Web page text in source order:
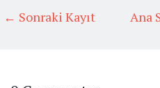
← Sonraki Kayıt Ana